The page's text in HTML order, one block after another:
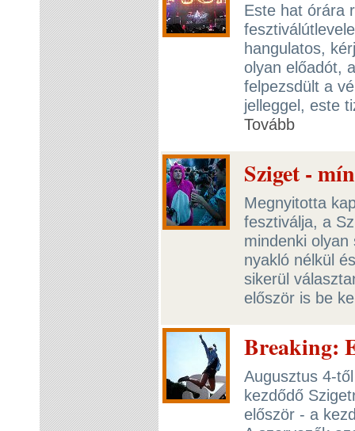
Este hat órára
hangulatos,
olyan előadót,
felpezsdült a
jelleggel, este
Tovább
Sziget -
Megnyitotta
fesztiválja, a
mindenki
nyakló nélkül
sikerül
először is be
Breaking:
Augusztus 4-
kezdődő
először - a